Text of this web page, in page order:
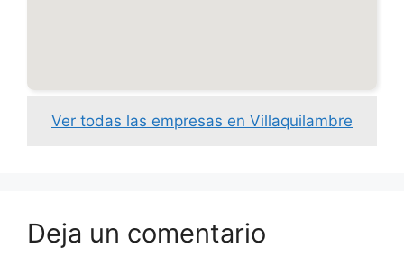
Ver todas las empresas en Villaquilambre
Deja un comentario